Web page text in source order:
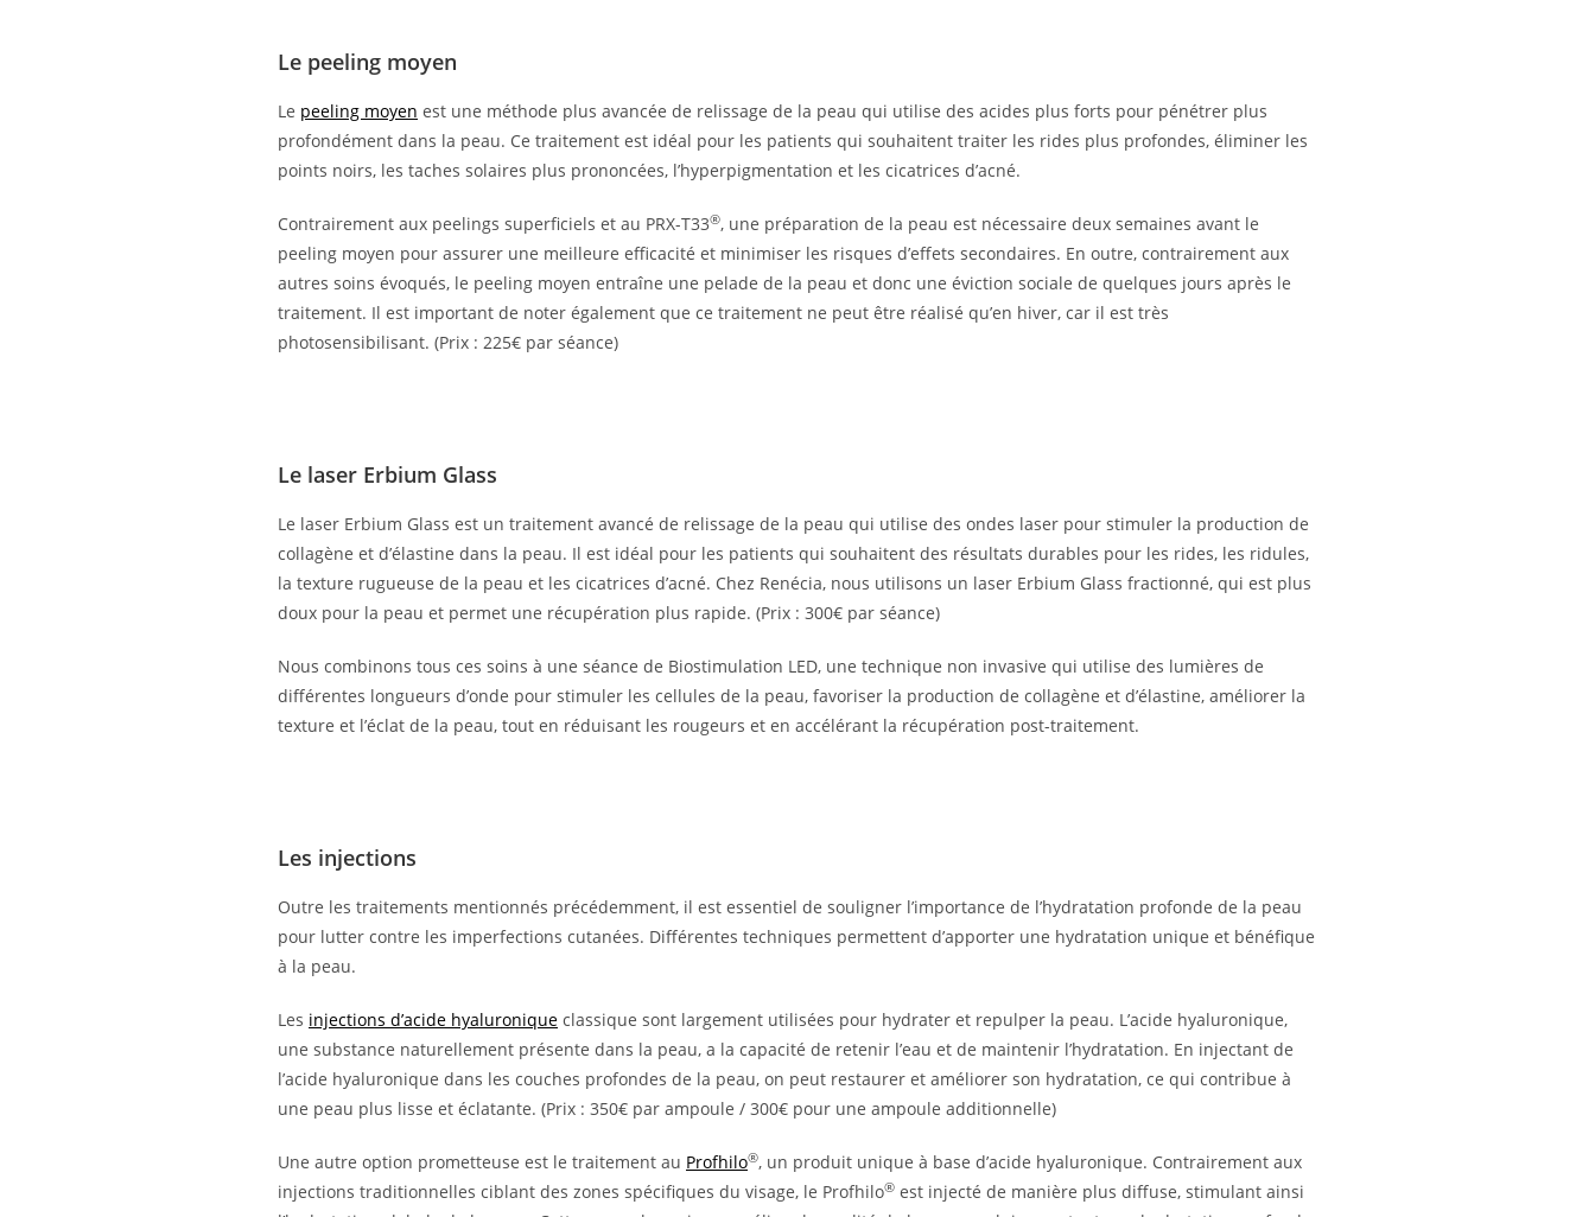
Le peeling moyen
Le peeling moyen est une méthode plus avancée de relissage de la peau qui utilise des acides plus forts pour pénétrer plus
profondément dans la peau. Ce traitement est idéal pour les patients qui souhaitent traiter les rides plus profondes, éliminer les
points noirs, les taches solaires plus prononcées, l’hyperpigmentation et les cicatrices d’acné.
Contrairement aux peelings superficiels et au PRX-T33®, une préparation de la peau est nécessaire deux semaines avant le
peeling moyen pour assurer une meilleure efficacité et minimiser les risques d’effets secondaires. En outre, contrairement aux
autres soins évoqués, le peeling moyen entraîne une pelade de la peau et donc une éviction sociale de quelques jours après le
traitement. Il est important de noter également que ce traitement ne peut être réalisé qu’en hiver, car il est très
photosensibilisant. (Prix : 225€ par séance)
Le laser Erbium Glass
Le laser Erbium Glass est un traitement avancé de relissage de la peau qui utilise des ondes laser pour stimuler la production de
collagène et d’élastine dans la peau. Il est idéal pour les patients qui souhaitent des résultats durables pour les rides, les ridules,
la texture rugueuse de la peau et les cicatrices d’acné. Chez Renécia, nous utilisons un laser Erbium Glass fractionné, qui est plus
doux pour la peau et permet une récupération plus rapide. (Prix : 300€ par séance)
Nous combinons tous ces soins à une séance de Biostimulation LED, une technique non invasive qui utilise des lumières de
différentes longueurs d’onde pour stimuler les cellules de la peau, favoriser la production de collagène et d’élastine, améliorer la
texture et l’éclat de la peau, tout en réduisant les rougeurs et en accélérant la récupération post-traitement.
Les injections
Outre les traitements mentionnés précédemment, il est essentiel de souligner l’importance de l’hydratation profonde de la peau
pour lutter contre les imperfections cutanées. Différentes techniques permettent d’apporter une hydratation unique et bénéfique
à la peau.
Les injections d’acide hyaluronique classique sont largement utilisées pour hydrater et repulper la peau. L’acide hyaluronique,
une substance naturellement présente dans la peau, a la capacité de retenir l’eau et de maintenir l’hydratation. En injectant de
l’acide hyaluronique dans les couches profondes de la peau, on peut restaurer et améliorer son hydratation, ce qui contribue à
une peau plus lisse et éclatante. (Prix : 350€ par ampoule / 300€ pour une ampoule additionnelle)
Une autre option prometteuse est le traitement au Profhilo®, un produit unique à base d’acide hyaluronique. Contrairement aux
injections traditionnelles ciblant des zones spécifiques du visage, le Profhilo® est injecté de manière plus diffuse, stimulant ainsi